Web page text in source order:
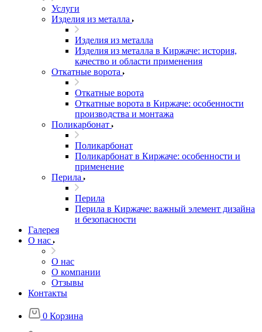
Услуги
Изделия из металла
Изделия из металла
Изделия из металла в Киржаче: история,
качество и области применения
Откатные ворота
Откатные ворота
Откатные ворота в Киржаче: особенности
производства и монтажа
Поликарбонат
Поликарбонат
Поликарбонат в Киржаче: особенности и
применение
Перила
Перила
Перила в Киржаче: важный элемент дизайна
и безопасности
Галерея
О нас
О нас
О компании
Отзывы
Контакты
0 Корзина